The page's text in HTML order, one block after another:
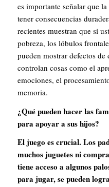
es importante señalar que la
tener consecuencias
recientes muestran que si
pobreza, los lóbulos
pueden mostrar defectos
controlan cosas como el
emociones, el
memoria.
¿Qué pueden hacer las
para apoyar a sus hijos?
El juego es crucial. Los
muchos juguetes ni
tiene acceso a algunos
para jugar, se pueden